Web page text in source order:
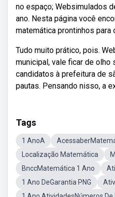
no espaço; Websimulados
ano. Nesta página você
matemática prontinhos para
Tudo muito prático, pois.
municipal, vale ficar de olho
candidatos à prefeitura de
pautas. Pensando nisso, a
Tags
1 AnoA
Localização Matemática
BnccMatemática 1 Ano
1 Ano DeGarantia PNG